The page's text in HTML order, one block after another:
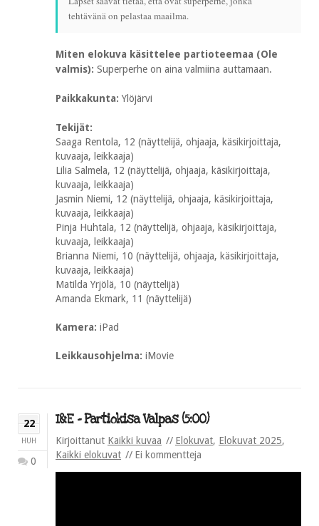
tehtävänä on pelastaa maailma.
Miten elokuva käsittelee partioteemaa (Ole
valmis): Superperhe on aina valmiina auttamaan.
Paikkakunta: Ylöjärvi
Tekijät:
Saaga Rentola, 12 (näyttelijä, ohjaaja, käsikirjoittaja,
kuvaaja, leikkaaja)
Lilia Salmela, 12 (näyttelijä, ohjaaja, käsikirjoittaja,
kuvaaja, leikkaaja)
Jasmin Niemi, 12 (näyttelijä, ohjaaja, käsikirjoittaja,
kuvaaja, leikkaaja)
Pinja Huhtala, 12 (näyttelijä, ohjaaja, käsikirjoittaja,
kuvaaja, leikkaaja)
Brianna Niemi, 10 (näyttelijä, ohjaaja, käsikirjoittaja,
kuvaaja, leikkaaja)
Matilda Yrjölä, 10 (näyttelijä)
Amanda Ekmark, 11 (näyttelijä)
Kamera: iPad
Leikkausohjelma: iMovie
22
HUH
0
I&E – Partiokisa Valpas (5:00)
Kirjoittanut Kaikki kuvaa Elokuvat, Elokuvat 2025,
Kaikki elokuvat
Ei kommentteja